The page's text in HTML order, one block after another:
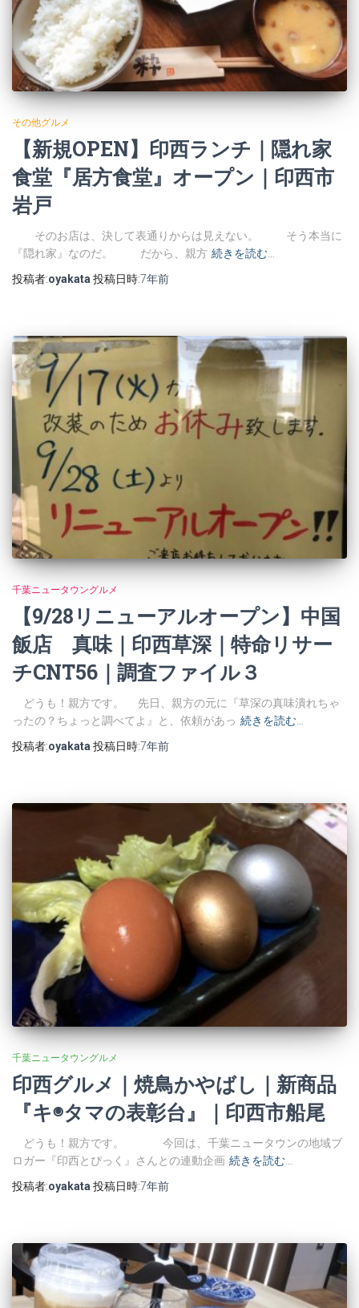
その他グルメ
【新規OPEN】印西ランチ｜隠れ家
食堂『居方食堂』オープン｜印西市
岩戸
そのお店は、決して表通りからは見えない。 そう本当に
『隠れ家』なのだ。 だから、親方 続きを読む…
投稿者:oyakata 投稿日時:7年前
千葉ニュータウングルメ
【9/28リニューアルオープン】中国
飯店 真味｜印西草深｜特命リサー
チCNT56｜調査ファイル３
どうも！親方です。 先日、親方の元に『草深の真味潰れちゃ
ったの？ちょっと調べてよ』と、依頼があっ 続きを読む…
投稿者:oyakata投稿日時:7年前
千葉ニュータウングルメ
印西グルメ｜焼鳥かやばし｜新商品
『キ◉タマの表彰台』｜印西市船尾
どうも！親方です。 今回は、千葉ニュータウンの地域ブ
ロガー『印西とぴっく』さんとの連動企画 続きを読む…
投稿者:oyakata 投稿日時:7年前